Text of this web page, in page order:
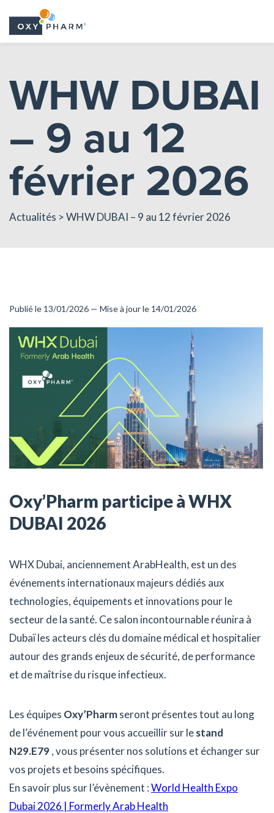
the
content
WHW DUBAI
– 9 au 12
février 2026
Actualités > WHW DUBAI – 9 au 12 février 2026
Publié le 13/01/2026 — Mise à jour le 14/01/2026
Oxy’Pharm participe à WHX
DUBAI 2026
WHX Dubai, anciennement ArabHealth, est un des
événements internationaux majeurs dédiés aux
technologies, équipements et innovations pour le
secteur de la santé. Ce salon incontournable réunira à
Dubaï les acteurs clés du domaine médical et hospitalier
autour des grands enjeux de sécurité, de performance
et de maîtrise du risque infectieux.
Les équipes Oxy’Pharmseront présentes tout au long
de l’événement pour vous accueillir sur lestand
N29.E79, vous présenter nos solutions et échanger sur
vos projets et besoins spécifiques.
En savoir plus sur l’évènement :World Health Expo
Dubai 2026 | Formerly Arab Health